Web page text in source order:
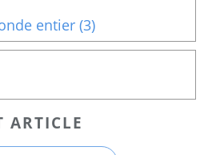
entier (3)
ARTICLE